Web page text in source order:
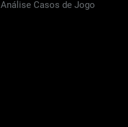
Análise Casos de Jogo